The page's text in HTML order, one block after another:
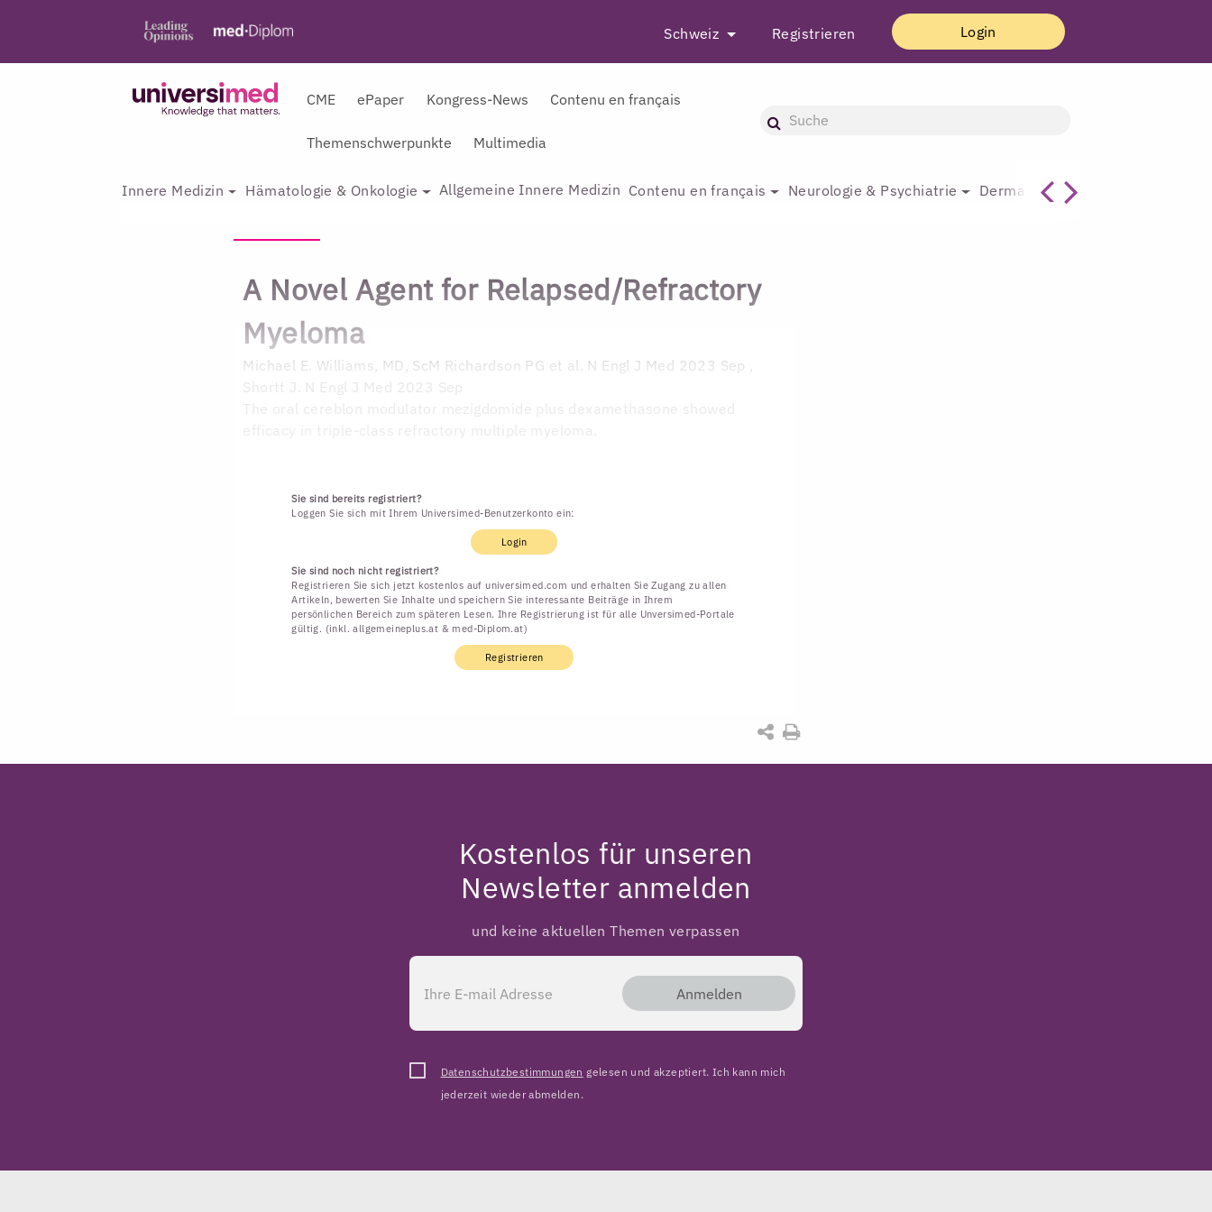
Schweiz Registrieren Login
CME ePaper Kongress-News Contenu en français
Themenschwerpunkte Multimedia
Innere Medizin Hämatologie & Onkologie Allgemeine Innere Medizin Contenu en français Neurologie & Psychiatrie Dermatologie & Plastische
A Novel Agent for Relapsed/Refractory
Myeloma
Michael E. Williams, MD, ScM Richardson PG et al. N Engl J Med 2023 Sep ,
Shortt J. N Engl J Med 2023 Sep
Sie sind bereits registriert?
Loggen Sie sich mit Ihrem Universimed-Benutzerkonto ein:
Login
Sie sind noch nicht registriert?
Registrieren Sie sich jetzt kostenlos auf universimed.com und erhalten Sie Zugang zu allen
Artikeln, bewerten Sie Inhalte und speichern Sie interessante Beiträge in Ihrem
persönlichen Bereich zum späteren Lesen. Ihre Registrierung ist für alle Unversimed-Portale
gültig. (inkl. allgemeineplus.at & med-Diplom.at)
Registrieren
Kostenlos für unseren
Newsletter anmelden
und keine aktuellen Themen verpassen
Anmelden
Datenschutzbestimmungen gelesen und akzeptiert. Ich kann mich
jederzeit wieder abmelden.